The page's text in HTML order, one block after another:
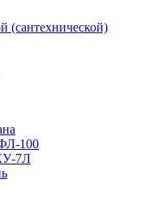
(сантехнической)
100
7Л